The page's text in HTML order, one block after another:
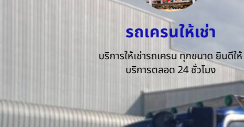
รถเครนให้เช่า
บริการให้เช่ารถเครน ทุกขนาด ยินดีให้
บริการตลอด 24 ชั่วโมง